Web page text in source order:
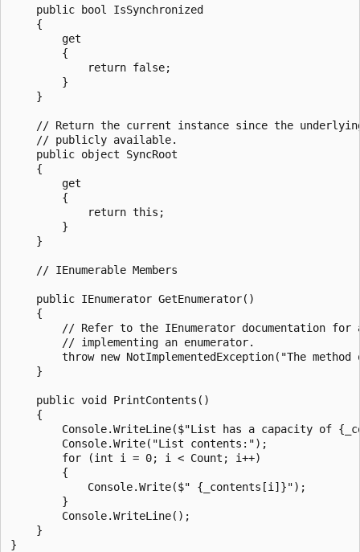
    public bool IsSynchronized
    {
        get
        {
            return false;
        }
    }
// Return the current instance since the
    // publicly available.
    public object SyncRoot
    {
        get
        {
            return this;
        }
    }
    // IEnumerable Members
    public IEnumerator GetEnumerator()
    {
// Refer to the IEnumerator documentation for
        // implementing an enumerator.
throw new NotImplementedException("The method
    }
    public void PrintContents()
    {
Console.WriteLine($"List has a capacity of
        Console.Write("List contents:");
        for (int i = 0; i < Count; i++)
        {
            Console.Write($" {_contents[i]}");
        }
        Console.WriteLine();
    }
}